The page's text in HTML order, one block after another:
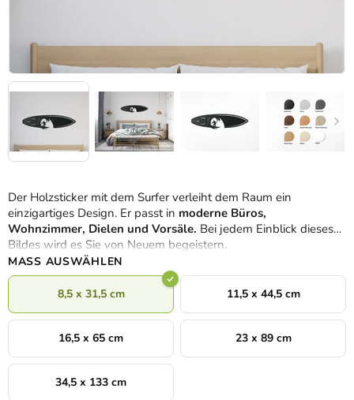
Der Holzsticker mit dem Surfer verleiht dem Raum ein
einzigartiges Design. Er passt in moderne Büros,
Wohnzimmer, Dielen und Vorsäle. Bei jedem Einblick dieses
Bildes wird es Sie von Neuem begeistern.
MASS AUSWÄHLEN
8,5 x 31,5 cm 11,5 x 44,5 cm
16,5 x 65 cm 23 x 89 cm
34,5 x 133 cm